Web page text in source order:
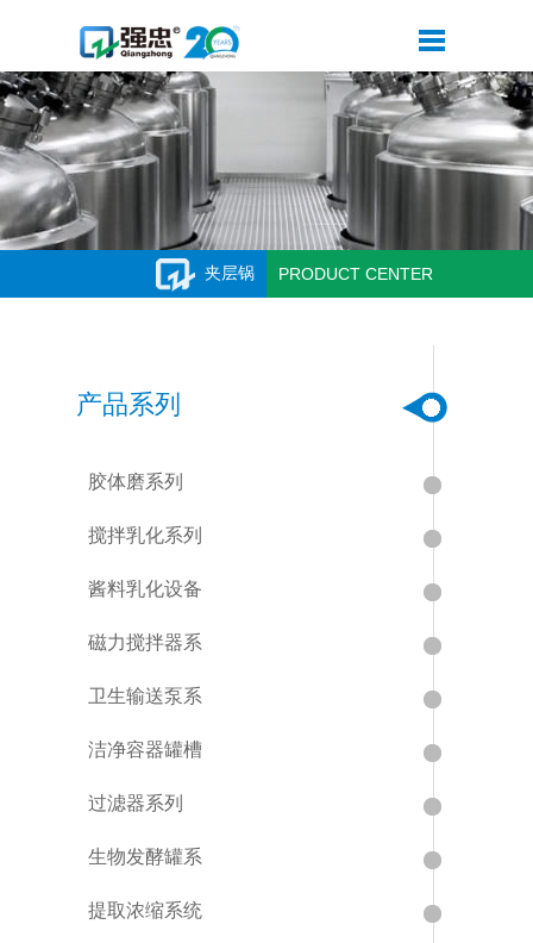
夹层锅 PRODUCT CENTER
产品系列
胶体磨系列
搅拌乳化系列
酱料乳化设备
磁力搅拌器系
卫生输送泵系
洁净容器罐槽
过滤器系列
生物发酵罐系
提取浓缩系统